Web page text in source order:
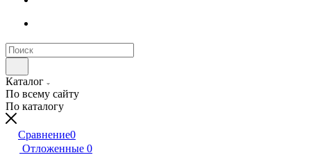
Каталог
По всему сайту
По каталогу
Сравнение0
Отложенные 0